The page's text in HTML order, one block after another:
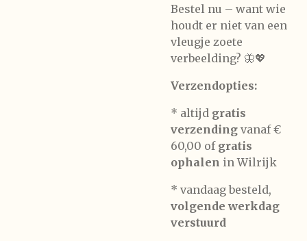
Bestel nu – want wie
houdt er niet van een
vleugje zoete
verbeelding? 🦋💖
Verzendopties:
* altijd gratis
verzending vanaf €
60,00 of gratis
ophalen in Wilrijk
* vandaag besteld,
volgende werkdag
verstuurd